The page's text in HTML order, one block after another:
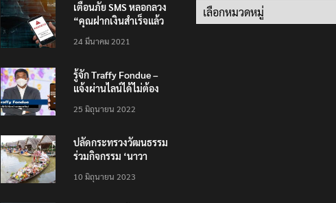
เตือนภัย SMS หลอกลวง
“คุณฝากเงินสำเร็จแล้ว
200,000 บาท”
24 มีนาคม 2021
รู้จัก Traffy Fondue –
แจ้งผ่านไลน์ได้ไม่ต้อง
ทั่วไทย ไม่ใช่แค่ในกรุง
25 มิถุนายน 2022
ปลัดกระทรวงวัฒนธรรม
ร่วมกิจกรรม ‘นาวา
ตักบาตรทางน้ำ
10 มิถุนายน 2023
Categories